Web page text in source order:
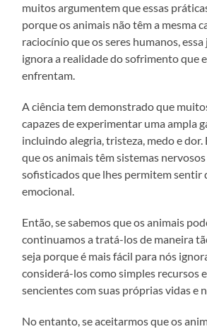
muitos argumentem que essas
porque os animais não têm a mesma
raciocínio que os seres humanos,
ignora a realidade do sofrimento que
enfrentam.
A ciência tem demonstrado que
capazes de experimentar uma ampla
incluindo alegria, tristeza, medo e
que os animais têm sistemas
sofisticados que lhes permitem sentir
emocional.
Então, se sabemos que os animais
continuamos a tratá-los de maneira
seja porque é mais fácil para nós
considerá-los como simples recursos
sencientes com suas próprias vidas e
No entanto, se aceitarmos que os